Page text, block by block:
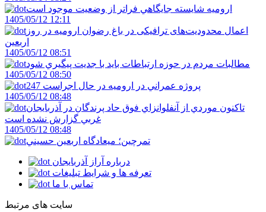
اروميه شايسته جايگاهي فراتر از وضعيت موجود است
1405/05/12 12:11
اعمال محدودیت‌های ترافیکی در باغ رضوان ارومیه در روز
اربعین
1405/05/12 08:51
مطالبات مردم در حوزه ارتباطات بايد با جديت پيگيري شود
1405/05/12 08:50
247 پروژه عمراني در اروميه در حال اجراست
1405/05/12 08:48
تاکنون موردي از آنفلوانزاي فوق حاد پرندگان در آذربايجان
غربي گزارش نشده است
1405/05/12 08:48
تمرچين؛ ميعادگاه اربعين حسيني
درباره آراز آذربایجان
تعرفه ها و شرایط تبلیغات
تماس با ما
سایت های مرتبط